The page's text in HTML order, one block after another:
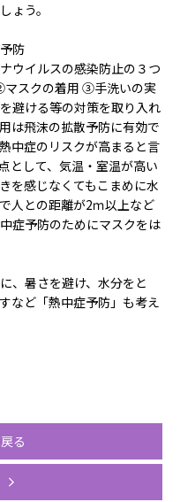
ょう。
防
ウイルスの感染防止の３つ
スクの着用 ③手洗いの実
避ける等の対策を取り入れ
は飛沫の拡散予防に有効で
中症のリスクが高まると言
として、気温・室温が高い
を感じなくてもこまめに水
人との距離が2ｍ以上など
症予防のためにマスクをは
、暑さを避け、水分をと
など「熱中症予防」も考え
る